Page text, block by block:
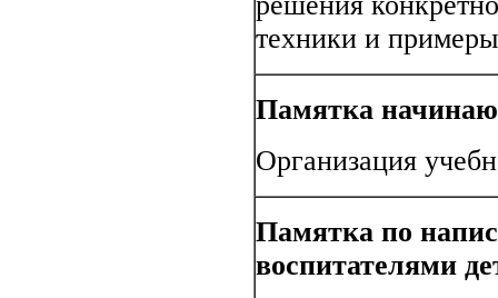
техники и
Памятка
Организация
Памятка по
воспитателями